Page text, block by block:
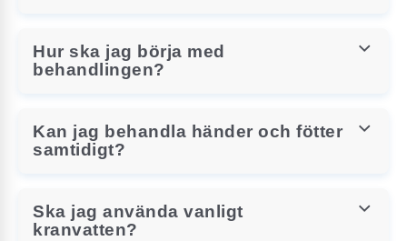
Hur ska jag börja med
behandlingen?
Kan jag behandla händer och fötter
samtidigt?
Ska jag använda vanligt
kranvatten?